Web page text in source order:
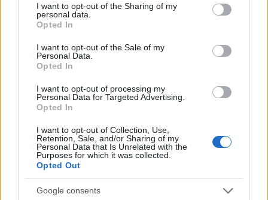
not limited to your visit or usage behaviour. You may click to
grant or deny consent to Google and its third-party tags to
use your data for below specified purposes in below Google
consent section.
I want to opt-out of the Sharing of my
personal data.
Opted In
I want to opt-out of the Sale of my
Personal Data.
Opted In
I want to opt-out of processing my
Personal Data for Targeted Advertising.
Opted In
I want to opt-out of Collection, Use,
Retention, Sale, and/or Sharing of my
Personal Data that Is Unrelated with the
Purposes for which it was collected.
Opted Out
Google consents
Condividi l'articolo
F
a
ce
T
w
it
Pi
n
te
W
h
at
S
h
a